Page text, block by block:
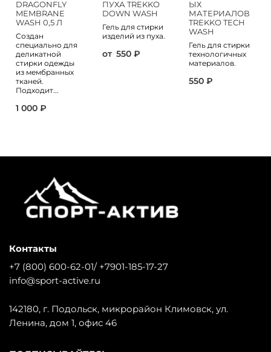
DRAGONFLY
MEMBRANE
WASH 0,5 Л
Создан
специально для
деликатной
стирки одежды
из мембранных
тканей.
Подходит...
1 000 ₽
ПУХА TREKKO
DOWN WASH
Гель для стирки
изделий из пуха.
от 550 ₽
ЫХ
МАТЕРИАЛОВ
TREKKO TECH
WASH
Гель для стирки
технологичных
материалов.
550 ₽
Контакты
+7 (800) 600-62-01/ +7901-185-17-27
info@sport-active.ru
142180, г. Подольск, микрорайон Климовск, ул.
Ленина, дом 1, офис 46